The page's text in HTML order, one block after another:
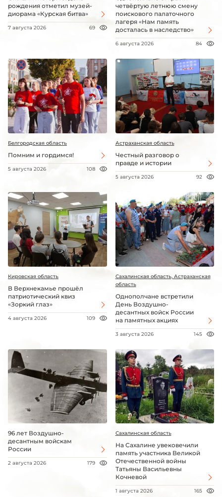
рождения отметил музей-
диорама «Курская битва»
7 августа 2026 69
четвёртую летнюю смену
поискового палаточного
лагеря «Нам память
досталась в наследство»
6 августа 2026 84
Белгородская область
Помним и гордимся!
5 августа 2026 108
Астраханская область
Честный разговор о
правде и истории
5 августа 2026 92
Кировская область
В Верхнекамье прошёл
патриотический квиз
«Зоркий глаз»
4 августа 2026 109
Сахалинская область, Астраханская
область
Однополчане встретили
День Воздушно-
десантных войск России
на памятных акциях
3 августа 2026 145
96 лет Воздушно-
десантным войскам
России
2 августа 2026 179
Сахалинская область
На Сахалине увековечили
память участника Великой
Отечественной войны
Татьяны Васильевны
Кочневой
1 августа 2026 165